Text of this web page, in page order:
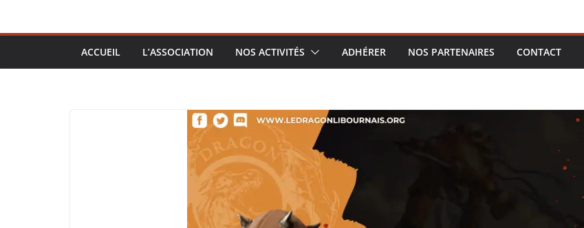
ACCUEIL L’ASSOCIATION NOS ACTIVITÉS ADHÉRER NOS PARTENAIRES CONTACT